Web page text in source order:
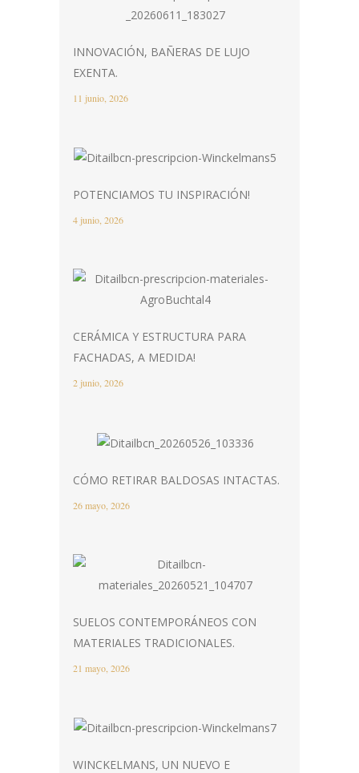
INNOVACIÓN, BAÑERAS DE LUJO
EXENTA.
11 junio, 2026
POTENCIAMOS TU INSPIRACIÓN!
4 junio, 2026
CERÁMICA Y ESTRUCTURA PARA
FACHADAS, A MEDIDA!
2 junio, 2026
CÓMO RETIRAR BALDOSAS INTACTAS.
26 mayo, 2026
SUELOS CONTEMPORÁNEOS CON
MATERIALES TRADICIONALES.
21 mayo, 2026
WINCKELMANS, UN NUEVO E